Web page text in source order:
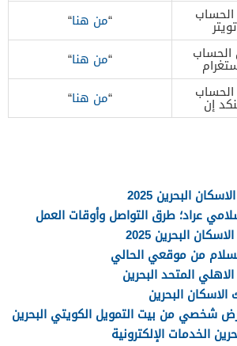
“من هنا“
الحساب
“من هنا“
إن “من هنا“
البحرين 2025
عراد؛ طرق التواصل وأوقات العمل
البحرين 2025
من موقعي الحالي
المتحد البحرين
البحرين
شخصي من بيت التمويل الكويتي البحرين
الخدمات الإلكترونية